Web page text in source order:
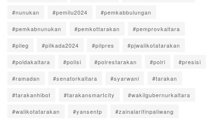
#nunukan #pemilu2024 #pemkabbulungan
#pemkabnunukan #pemkottarakan #pemprovkaltara
#pileg #pilkada2024 #pilpres #pjwalikotatarakan
#poldakaltara #polisi #polrestarakan #polri #presisi
#ramadan #senatorkaltara #syarwani #tarakan
#tarakanhibot #tarakansmartcity #wakilgubernurkaltara
#walikotatarakan #yansentp #zainalarifinpaliwang